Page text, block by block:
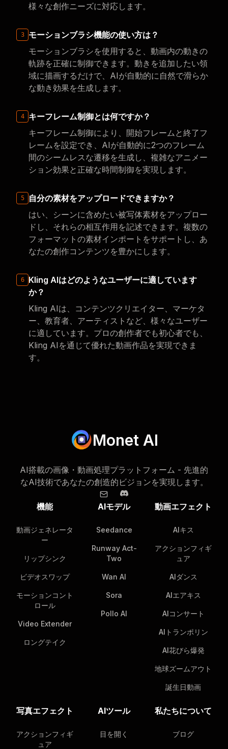
様々な創作ニーズに対応します。
3
モーションブラシ機能の使い方は？
モーションブラシを使用すると、動画内の動きの
軌跡を正確に制御できます。動きを追加したい領
域に描画するだけで、AIが自動的に自然で滑らか
な動き効果を生成します。
4
キーフレーム制御とは何ですか？
キーフレーム制御により、開始フレームと終了フ
レームを設定でき、AIが自動的に2つのフレーム
間のシームレスな遷移を生成し、複雑なアニメー
ション効果と正確な時間制御を実現します。
5
自分の素材をアップロードできますか？
はい、シーンに含めたい被写体素材をアップロー
ドし、それらの相互作用を記述できます。複数の
フォーマットの素材インポートをサポートし、あ
なたの創作コンテンツを豊かにします。
6
Kling AIはどのようなユーザーに適しています
か？
Kling AIは、コンテンツクリエイター、マーケタ
ー、教育者、アーティストなど、様々なユーザー
に適しています。プロの創作者でも初心者でも、
Kling AIを通じて優れた動画作品を実現できま
す。
Monet AI
AI搭載の画像・動画処理プラットフォーム - 先進的
なAI技術であなたの創造的ビジョンを実現します。
機能
動画ジェネレータ
ー
リップシンク
ビデオスワップ
モーションコント
ロール
Video Extender
ロングテイク
AIモデル
Seedance
Runway Act-
Two
Wan AI
Sora
Pollo AI
動画エフェクト
AIキス
アクションフィギ
ュア
AIダンス
AIエアキス
AIコンサート
AIトランポリン
AI花びら爆発
地球ズームアウト
誕生日動画
写真エフェクト
アクションフィギ
ュア
AIツール
目を開く
私たちについて
ブログ